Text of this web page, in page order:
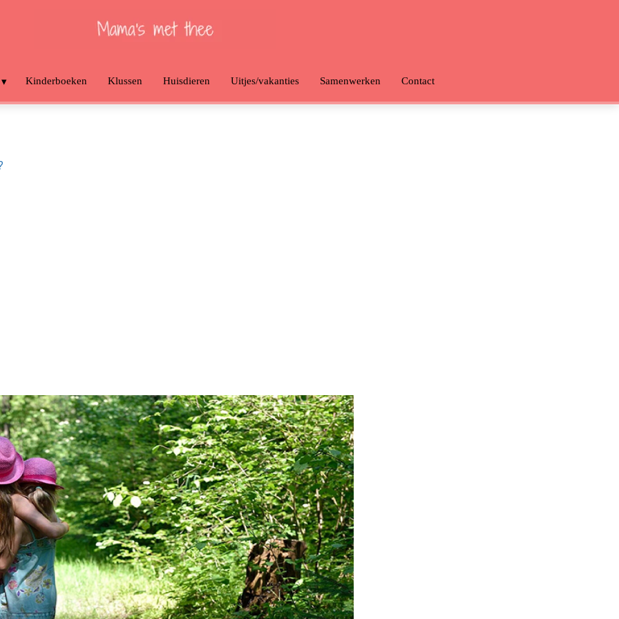
Kinderboeken Klussen Huisdieren Uitjes/vakanties Samenwerken Contact